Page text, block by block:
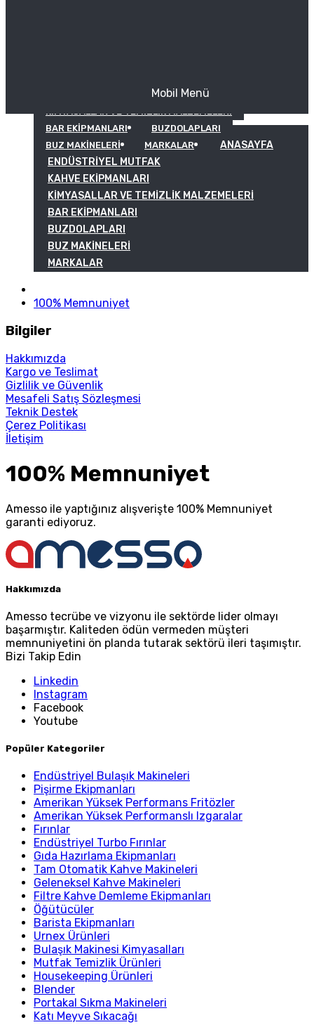
KIMYASALLAR VE TEMIZLIK MALZEMELERI
BAR EKIPMANLARI
BUZDOLAPLARI
BUZ MAKINELERI
MARKALAR
Mobil Menü
ANASAYFA
ENDÜSTRIYEL MUTFAK
KAHVE EKIPMANLARI
KIMYASALLAR VE TEMIZLIK MALZEMELERI
BAR EKIPMANLARI
BUZDOLAPLARI
BUZ MAKINELERI
MARKALAR
100% Memnuniyet
Bilgiler
Hakkımızda
Kargo ve Teslimat
Gizlilik ve Güvenlik
Mesafeli Satış Sözleşmesi
Teknik Destek
Çerez Politikası
İletişim
100% Memnuniyet
Amesso ile yaptığınız alışverişte 100% Memnuniyet
garanti ediyoruz.
Hakkımızda
Amesso tecrübe ve vizyonu ile sektörde lider olmayı
başarmıştır. Kaliteden ödün vermeden müşteri
memnuniyetini ön planda tutarak sektörü ileri taşımıştır.
Bizi Takip Edin
Linkedin
Instagram
Facebook
Youtube
Popüler Kategoriler
Endüstriyel Bulaşık Makineleri
Pişirme Ekipmanları
Amerikan Yüksek Performans Fritözler
Amerikan Yüksek Performanslı Izgaralar
Fırınlar
Endüstriyel Turbo Fırınlar
Gıda Hazırlama Ekipmanları
Tam Otomatik Kahve Makineleri
Geleneksel Kahve Makineleri
Filtre Kahve Demleme Ekipmanları
Öğütücüler
Barista Ekipmanları
Urnex Ürünleri
Bulaşık Makinesi Kimyasalları
Mutfak Temizlik Ürünleri
Housekeeping Ürünleri
Blender
Portakal Sıkma Makineleri
Katı Meyve Sıkacağı